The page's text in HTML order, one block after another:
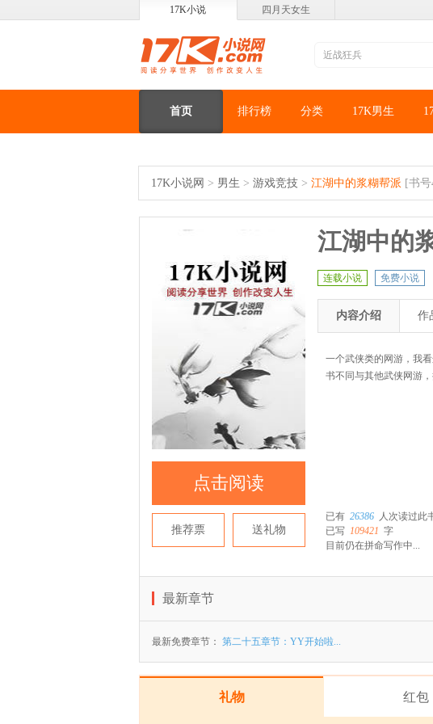
17K小说 四月天女生
首页 排行榜 分类 17K男生
17K小说网 > 男生 > 游戏竞技 > 江湖中的浆糊帮派 [书号
点击阅读
推荐票 送礼物
江湖中的
连载小说 免费小说
内容介绍 作
一个武侠类的网游，我
书不同与其他武侠网游
已有 26386 人次读过此
已写 109421 字
目前仍在拼命写作中...
最新章节
最新免费章节： 第二十五章节：YY开始啦...
礼物 红包